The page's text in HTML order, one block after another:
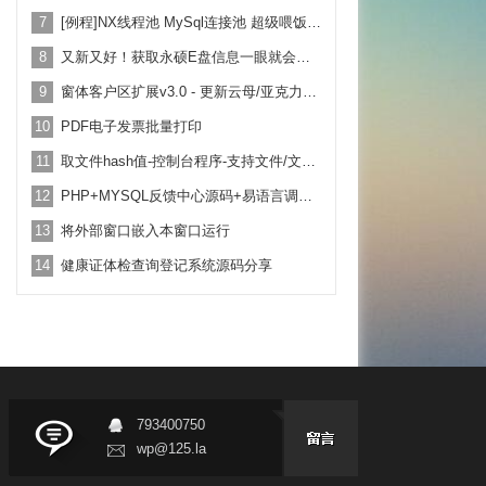
7 [例程]NX线程池 MySql连接池 超级喂饭式 例程 纯源码 超级好用
8 又新又好！获取永硕E盘信息一眼就会用！附带例子教学
9 窗体客户区扩展v3.0 - 更新云母/亚克力背景效果！
10 PDF电子发票批量打印
11 取文件hash值-控制台程序-支持文件/文本-拖放-命令行-全utf8
12 PHP+MYSQL反馈中心源码+易语言调用例子
13 将外部窗口嵌入本窗口运行
14 健康证体检查询登记系统源码分享
793400750
wp@125.la